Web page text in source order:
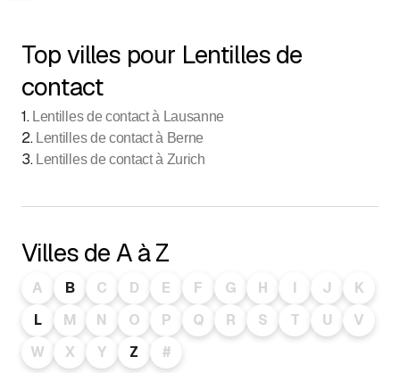
Top villes pour Lentilles de
contact
1. Lentilles de contact à Lausanne
2. Lentilles de contact à Berne
3. Lentilles de contact à Zurich
Villes de A à Z
A B C D E F G H I J
K
L
M N O P Q R S T U
V
W
X Y Z #